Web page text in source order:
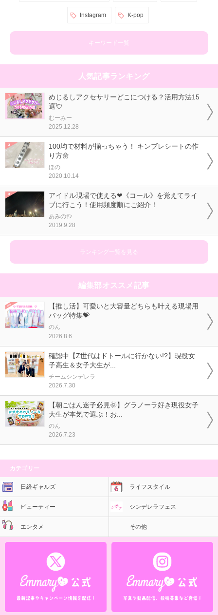
Instagram K-pop
キーワード一覧
人気記事ランキング
めじるしアクセサリーどこにつける？活用方法15
選💘
むーみー
2025.12.28
100均で材料が揃っちゃう！ キンブレシートの作
り方🌼
ほの
2020.10.14
アイドル現場で使える❤《コール》を覚えてライ
ブに行こう！使用頻度順にご紹介！
あみのｻﾝ
2019.9.28
ランキング一覧を見る
編集部オススメ記事
【推し活】可愛いと大容量どちらも叶える現場用
バッグ特集💝
のん
2026.8.6
確認中【Z世代はドトールに行かない!?】現役女
子高生＆女子大生が...
チームシンデレラ
2026.7.30
【朝ごはん迷子必見🌞】グラノーラ好き現役女子
大生が本気で選ぶ！お...
のん
2026.7.23
カテゴリー
日経ギャルズ ライフスタイル
ビューティー シンデレラフェス
エンタメ その他